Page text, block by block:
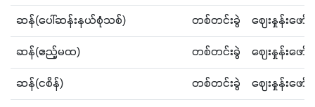
ဆန်(ပေါ်ဆန်းနယ်စုံသစ်) တစ်တင်းခွဲ ဈေးနှုန်းဖေ
ဆန်(ဧည့်မထ) တစ်တင်းခွဲ ဈေးနှုန်းဖေ
ဆန်(ငစိန်) တစ်တင်းခွဲ ဈေးနှုန်းဖေ